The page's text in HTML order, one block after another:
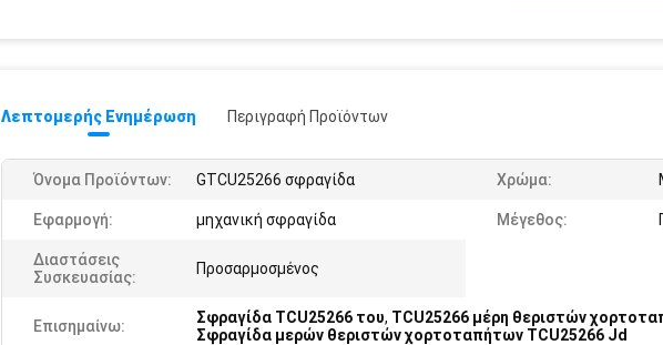
Λεπτομερής Ενημέρωση Περιγραφή Προϊόντων
Όνομα Προϊόντων: GTCU25266 σφραγίδα Χρώμα:
Εφαρμογή: μηχανική σφραγίδα Μέγεθος:
Διαστάσεις
Συσκευασίας:
Προσαρμοσμένος
Επισημαίνω: Σφραγίδα TCU25266 του, TCU25266 μέρη θεριστών
Σφραγίδα μερών θεριστών χορτοταπήτων TCU25266 Jd